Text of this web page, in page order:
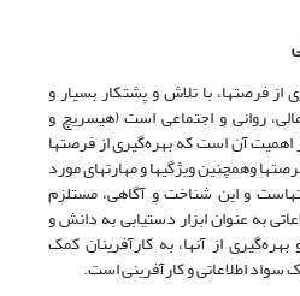
از فرصتها، با تلاش و پشتکار بسیار و
روانی و اجتماعی است (هیسریچ و
نکته حایز اهمیت آن است که بهره‌گیری از فرصتها
وهمچنین ویژگیها و مهارتهای مورد
و این شناخت و آگاهی، مستلزم
به عنوان ابزار دستیابی به دانش و
از آنها، به کارآفرینان کمک
سواد اطلاعاتی و کارآفرینی است.